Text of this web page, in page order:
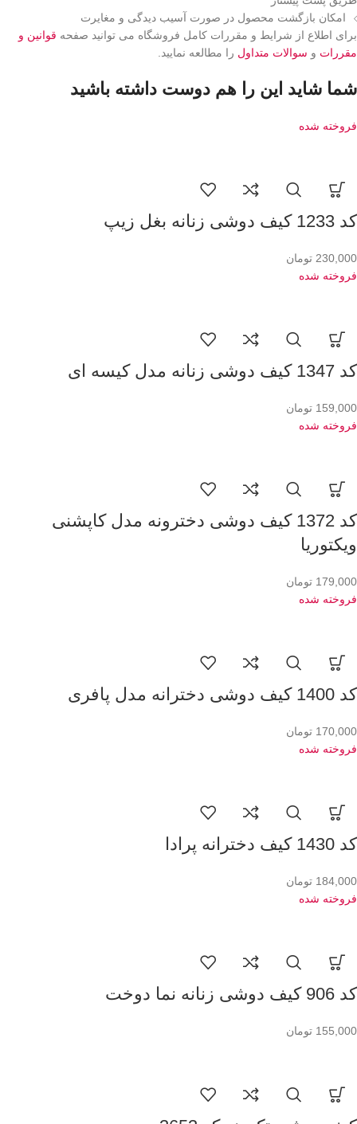
امکان بازگشت محصول در صورت آسیب دیدگی و مغایرت
برای اطلاع از شرایط و مقررات کامل فروشگاه می توانید صفحه قوانین و
مقررات و سوالات متداول را مطالعه نمایید.
شما شاید این را هم دوست داشته باشید
فروخته شده
کد 1233 کیف دوشی زنانه بغل زیپ
230,000 تومان
فروخته شده
کد 1347 کیف دوشی زنانه مدل کیسه ای
159,000 تومان
فروخته شده
کد 1372 کیف دوشی دخترونه مدل کاپشنی
ویکتوریا
179,000 تومان
فروخته شده
کد 1400 کیف دوشی دخترانه مدل پافری
170,000 تومان
فروخته شده
کد 1430 کیف دخترانه پرادا
184,000 تومان
فروخته شده
کد 906 کیف دوشی زنانه نما دوخت
155,000 تومان